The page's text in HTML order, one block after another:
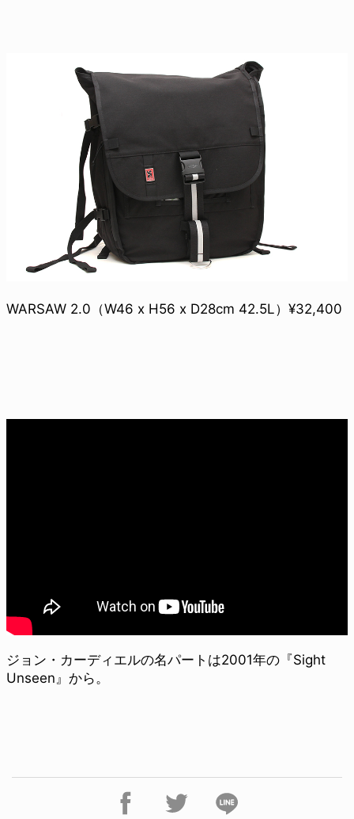
WARSAW 2.0（W46 x H56 x D28cm 42.5L）¥32,400
ジョン・カーディエルの名パートは2001年の『Sight
Unseen』から。